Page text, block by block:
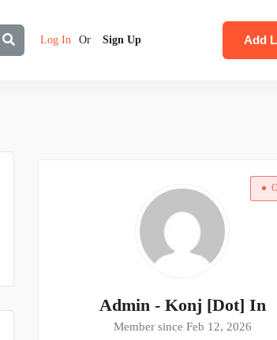
Log In Or Sign Up Add
Admin - Konj [Dot] In
Member since Feb 12, 2026